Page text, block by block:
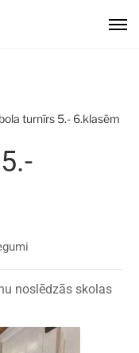
turnīrs 5.- 6.klasēm
noslēdzās skolas